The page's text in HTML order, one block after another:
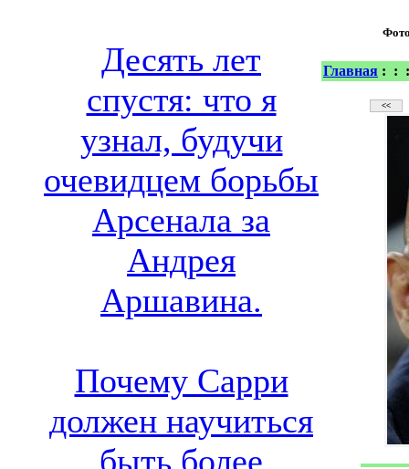
Десять лет
спустя: что я
узнал, будучи
очевидцем борьбы
Арсенала за
Андрея
Аршавина.
Почему Сарри
должен научиться
быть более
Главная : :